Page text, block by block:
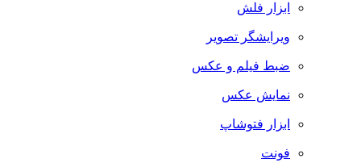
ابزار فلش
ویرایشگر تصویر
ضبط فيلم و عكس
نمایش عکس
ابزار فتوشاپ
فونت